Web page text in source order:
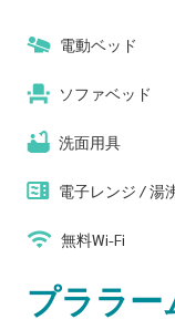
電動ベッド
ソファベッド
洗面用具
電子レンジ / 湯
無料Wi-Fi
プララー